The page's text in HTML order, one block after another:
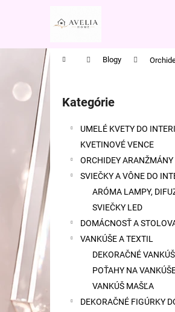
Domov Blogy
ý
a
Preskočiť
kategórie
Kategórie
UMELÉ KVETY DO
KVETINOVÉ VENCE
ORCHIDEY ARANŽMÁNY
SVIEČKY A VÔNE DO
ARÓMA LAMPY,
SVIEČKY LED
DOMÁCNOSŤ A
VANKÚŠE A TEXTIL
DEKORAČNÉ
POŤAHY NA
VANKÚŠ MAŠĽA
DEKORAČNÉ FIGÚRKY
Späť
do
obchodu
Späť
do
obchodu